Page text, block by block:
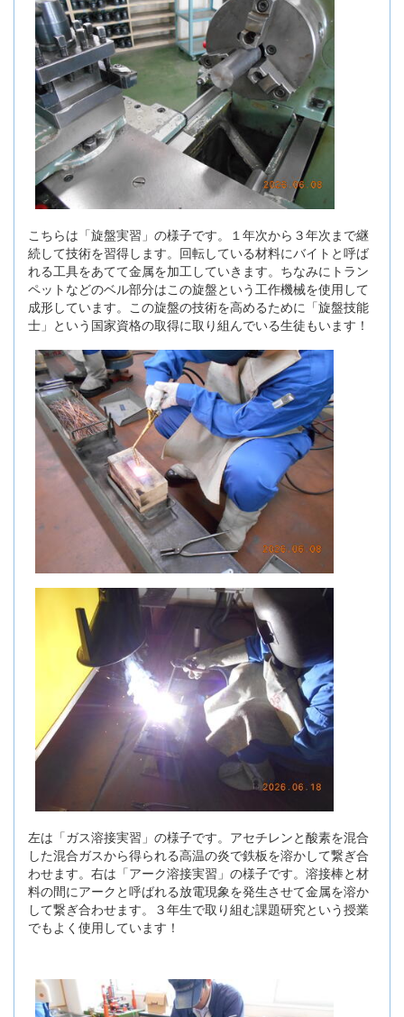
こちらは「旋盤実習」の様子です。１年次から３年次まで継
続して技術を習得します。回転している材料にバイトと呼ば
れる工具をあてて金属を加工していきます。ちなみにトラン
ペットなどのベル部分はこの旋盤という工作機械を使用して
成形しています。この旋盤の技術を高めるために「旋盤技能
士」という国家資格の取得に取り組んでいる生徒もいます！
左は「ガス溶接実習」の様子です。アセチレンと酸素を混合
した混合ガスから得られる高温の炎で鉄板を溶かして繋ぎ合
わせます。右は「アーク溶接実習」の様子です。溶接棒と材
料の間にアークと呼ばれる放電現象を発生させて金属を溶か
して繋ぎ合わせます。３年生で取り組む課題研究という授業
でもよく使用しています！